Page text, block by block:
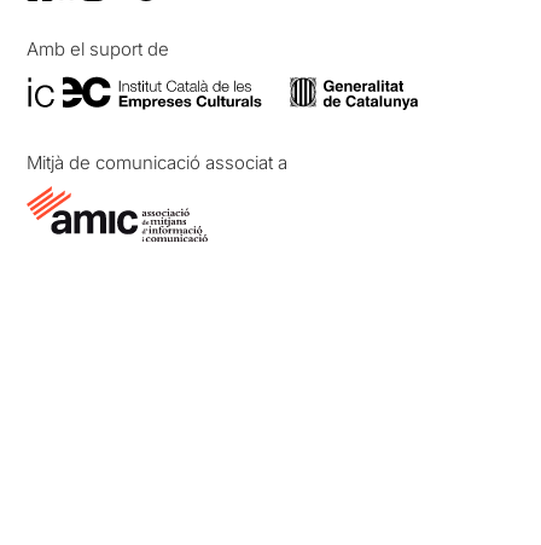
Amb el suport de
Mitjà de comunicació associat a